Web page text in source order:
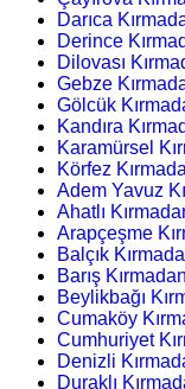
Darıca
Derince
Dilovası
Gebze
Gölcük
Kandıra
Karamürsel
Körfez
Adem Yavuz
Ahatlı
Arapçeşme
Balçık
Barış
Beylikbağı
Cumaköy
Cumhuriyet
Denizli
Duraklı